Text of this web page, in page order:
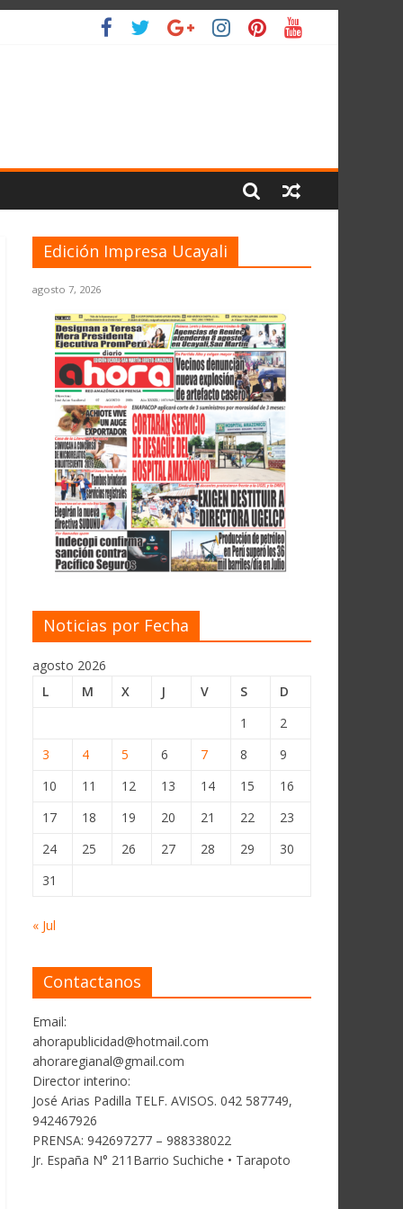
Edición Impresa Ucayali
agosto 7, 2026
Noticias por Fecha
agosto 2026
L
M X J V S
D
1
2
3
4 5 6 7 8
9
10
11 12 13 14 15
16
17
18 19 20 21 22
23
24
25 26 27 28 29
30
31
« Jul
Contactanos
Email:
ahorapublicidad@hotmail.com
ahoraregianal@gmail.com
Director interino:
José Arias Padilla TELF. AVISOS. 042 587749,
942467926
PRENSA: 942697277 – 988338022
Jr. España N° 211Barrio Suchiche • Tarapoto